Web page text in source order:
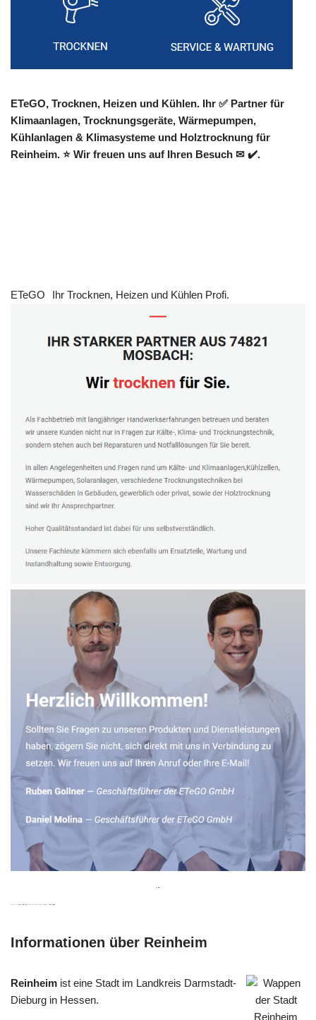
ETeGO, Trocknen, Heizen und Kühlen. Ihr ✅ Partner für
Klimaanlagen, Trocknungsgeräte, Wärmepumpen,
Kühlanlagen & Klimasysteme und Holztrocknung für
Reinheim. ⭐ Wir freuen uns auf Ihren Besuch ✉ ✔️.
ETeGO Ihr Trocknen, Heizen und Kühlen Profi.
Informationen über Reinheim
Reinheim ist eine Stadt im Landkreis Darmstadt-
Dieburg in Hessen.